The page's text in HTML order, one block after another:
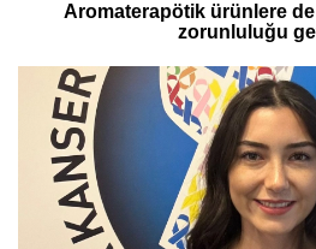
Aromaterapötik ürünlere
zorunluluğu